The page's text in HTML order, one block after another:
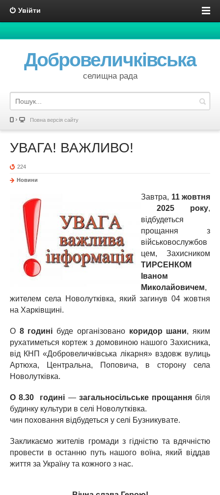
Увійти
Добровеличківська
селищна рада
Повна версія сайту
УВАГА! ВАЖЛИВО!
224
Новини
Завтра, 11 жовтня
2025 року,
відбудеться
прощання з
військовослужбов
цем, Захисником
ТИРСЕНКОМ
Іваном
Миколайовичем,
жителем села Новолутківка, який загинув 04 жовтня
на Харківщині.
О 8 годині буде організовано коридор шани, яким
рухатиметься кортеж з домовиною нашого Захисника,
від КНП «Добровеличківська лікарня» вздовж вулиць
Артюха, Центральна, Поповича, в сторону села
Новолутківка.
О 8.30 годині — загальносільське прощаннябіля
будинку культури в селі Новолутківка.
чин поховання відбудеться у селі Бузникувате.
Закликаємо жителів громади з гідністю та вдячністю
провести в останню путь нашого воїна, який віддав
життя за Україну та кожного з нас.